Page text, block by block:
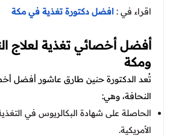
اقراء في :افضل دكتورة تغذية في مكة
أفضل أخصائي تغذية لعلاج
ومكة
تُعد الدكتورة حنين طارق عاشور أفضل
النحافة، وهي:
الحاصلة على شهادة البكالريوس في
الأمريكية.